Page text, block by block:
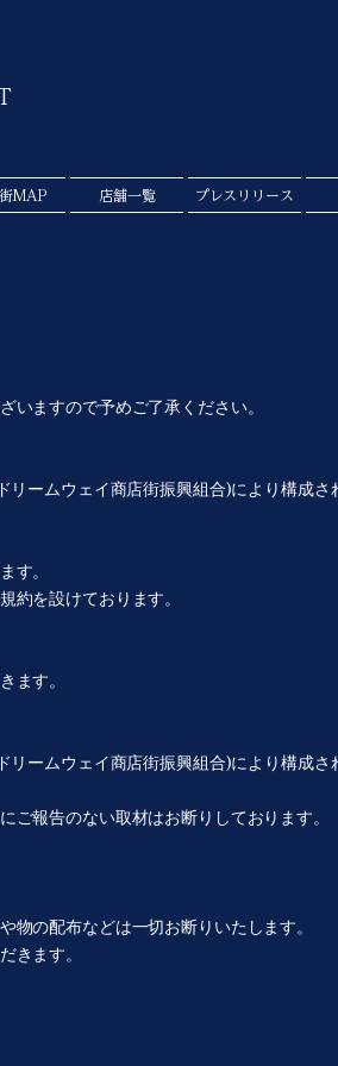
MAP 店舗一覧 プレスリリース
ますので予めご了承ください。
ームウェイ商店街振興組合)により構成さ
す。
を設けております。
ます。
ームウェイ商店街振興組合)により構成さ
報告のない取材はお断りしております。
の配布などは一切お断りいたします。
きます。